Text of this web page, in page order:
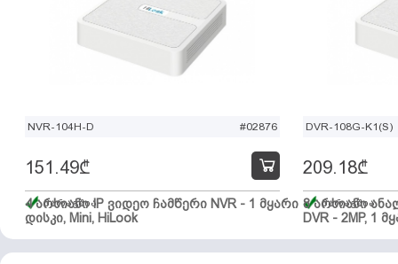
NVR-104H-D #02876
4 არხიანი IP ვიდეო ჩამწერი NVR - 1 მყარი
დისკი, Mini, HiLook
151.49₾
მარაგშია
DVR-108G-K1(S)
8 არხიანი
DVR - 2MP, 1
209.18₾
მარაგშია